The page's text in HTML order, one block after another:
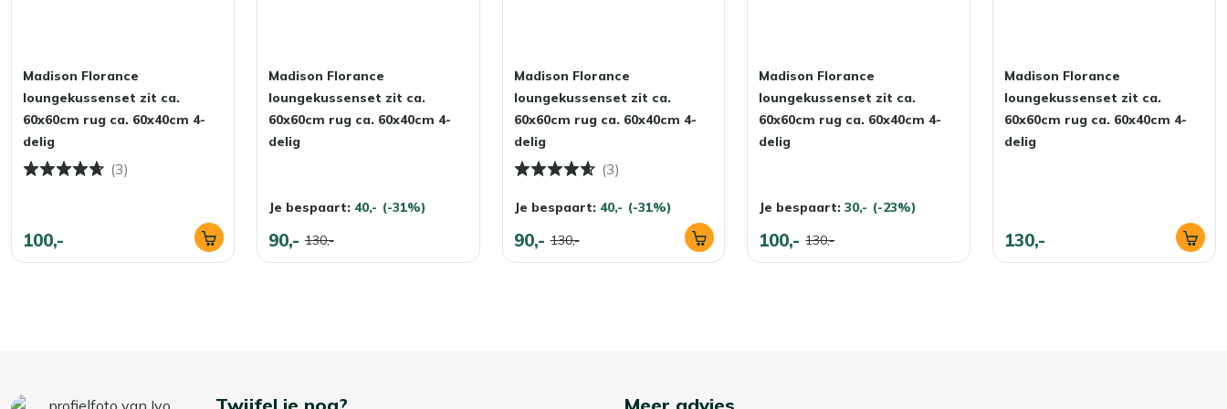
Madison Florance
loungekussenset zit ca.
60x60cm rug ca. 60x40cm 4-
delig
(3)
100,-
Madison Florance
loungekussenset zit ca.
60x60cm rug ca. 60x40cm 4-
delig
Je bespaart: 40,- (-31%)
90,- 130,-
Madison Florance
loungekussenset zit ca.
60x60cm rug ca. 60x40cm 4-
delig
(3)
Je bespaart: 40,- (-31%)
90,- 130,-
Madison Florance
loungekussenset zit ca.
60x60cm rug ca. 60x40cm 4-
delig
Je bespaart:30,- (-23%)
100,- 130,-
Madison Florance
loungekussenset zit ca.
60x60cm rug ca. 60x40cm 4-
delig
130,-